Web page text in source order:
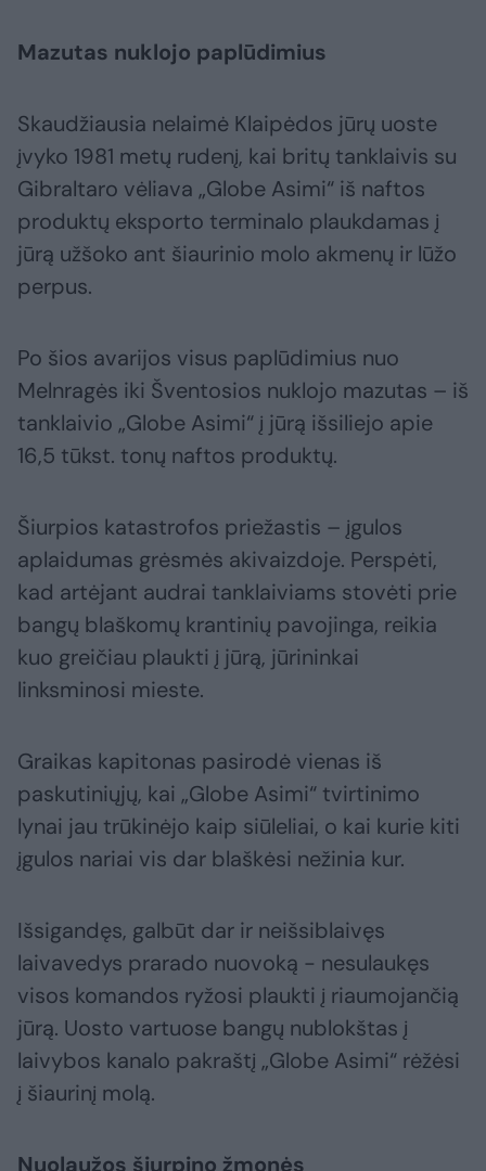
Mazutas nuklojo paplūdimius
Skaudžiausia nelaimė Klaipėdos jūrų uoste
įvyko 1981 metų rudenį, kai britų tanklaivis su
Gibraltaro vėliava „Globe Asimi“ iš naftos
produktų eksporto terminalo plaukdamas į
jūrą užšoko ant šiaurinio molo akmenų ir lūžo
perpus.
Po šios avarijos visus paplūdimius nuo
Melnragės iki Šventosios nuklojo mazutas – iš
tanklaivio „Globe Asimi“ į jūrą išsiliejo apie
16,5 tūkst. tonų naftos produktų.
Šiurpios katastrofos priežastis – įgulos
aplaidumas grėsmės akivaizdoje. Perspėti,
kad artėjant audrai tanklaiviams stovėti prie
bangų blaškomų krantinių pavojinga, reikia
kuo greičiau plaukti į jūrą, jūrininkai
linksminosi mieste.
Graikas kapitonas pasirodė vienas iš
paskutiniųjų, kai „Globe Asimi“ tvirtinimo
lynai jau trūkinėjo kaip siūleliai, o kai kurie kiti
įgulos nariai vis dar blaškėsi nežinia kur.
Išsigandęs, galbūt dar ir neišsiblaivęs
laivavedys prarado nuovoką - nesulaukęs
visos komandos ryžosi plaukti į riaumojančią
jūrą. Uosto vartuose bangų nublokštas į
laivybos kanalo pakraštį „Globe Asimi“ rėžėsi
į šiaurinį molą.
Nuolaužos šiurpino žmonės